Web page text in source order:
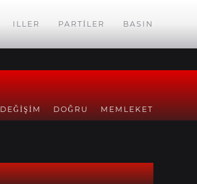
ILLER PARTILER BASIN
DEĞIŞIM DOĞRU MEMLEKET